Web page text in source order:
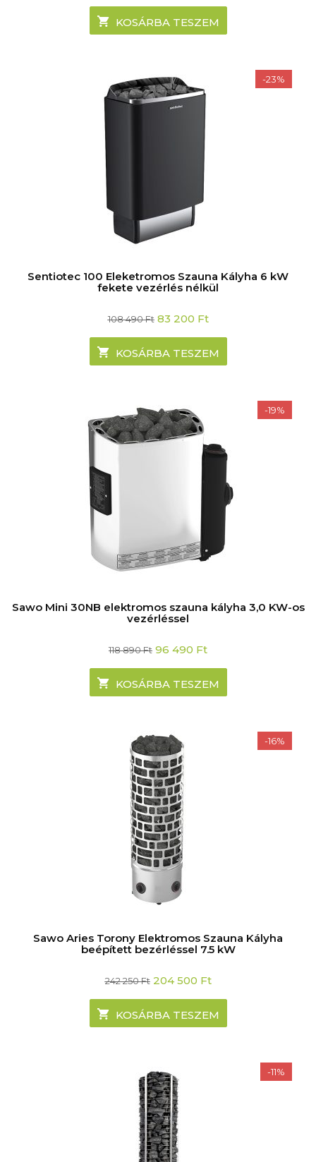
was:
95
490 Ft.
is:
79
900 Ft.
KOSÁRBA TESZEM
-23%
Sentiotec 100 Eleketromos Szauna Kályha 6 kW
fekete vezérlés nélkül
108 490Ft Original
was:
108
490 Ft.
83 200 FtCurrent
is:
83
200 Ft.
KOSÁRBA TESZEM
-19%
Sawo Mini 30NB elektromos szauna kályha 3,0 KW-os
vezérléssel
118 890Ft Original
was:
118
890 Ft.
96 490 FtCurrent
is:
96
490 Ft.
KOSÁRBA TESZEM
-16%
Sawo Aries Torony Elektromos Szauna Kályha
beépített bezérléssel 7.5 kW
242 250Ft Original
was:
242
250 Ft.
204 500 FtCurrent
is:
204
500 Ft.
KOSÁRBA TESZEM
-11%